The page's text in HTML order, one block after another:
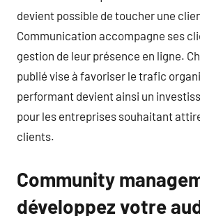
devient possible de toucher une
Communication accompagne ses
gestion de leur présence en ligne.
publié vise à favoriser le trafic
performant devient ainsi un
pour les entreprises souhaitant
clients.
Community
développez votre